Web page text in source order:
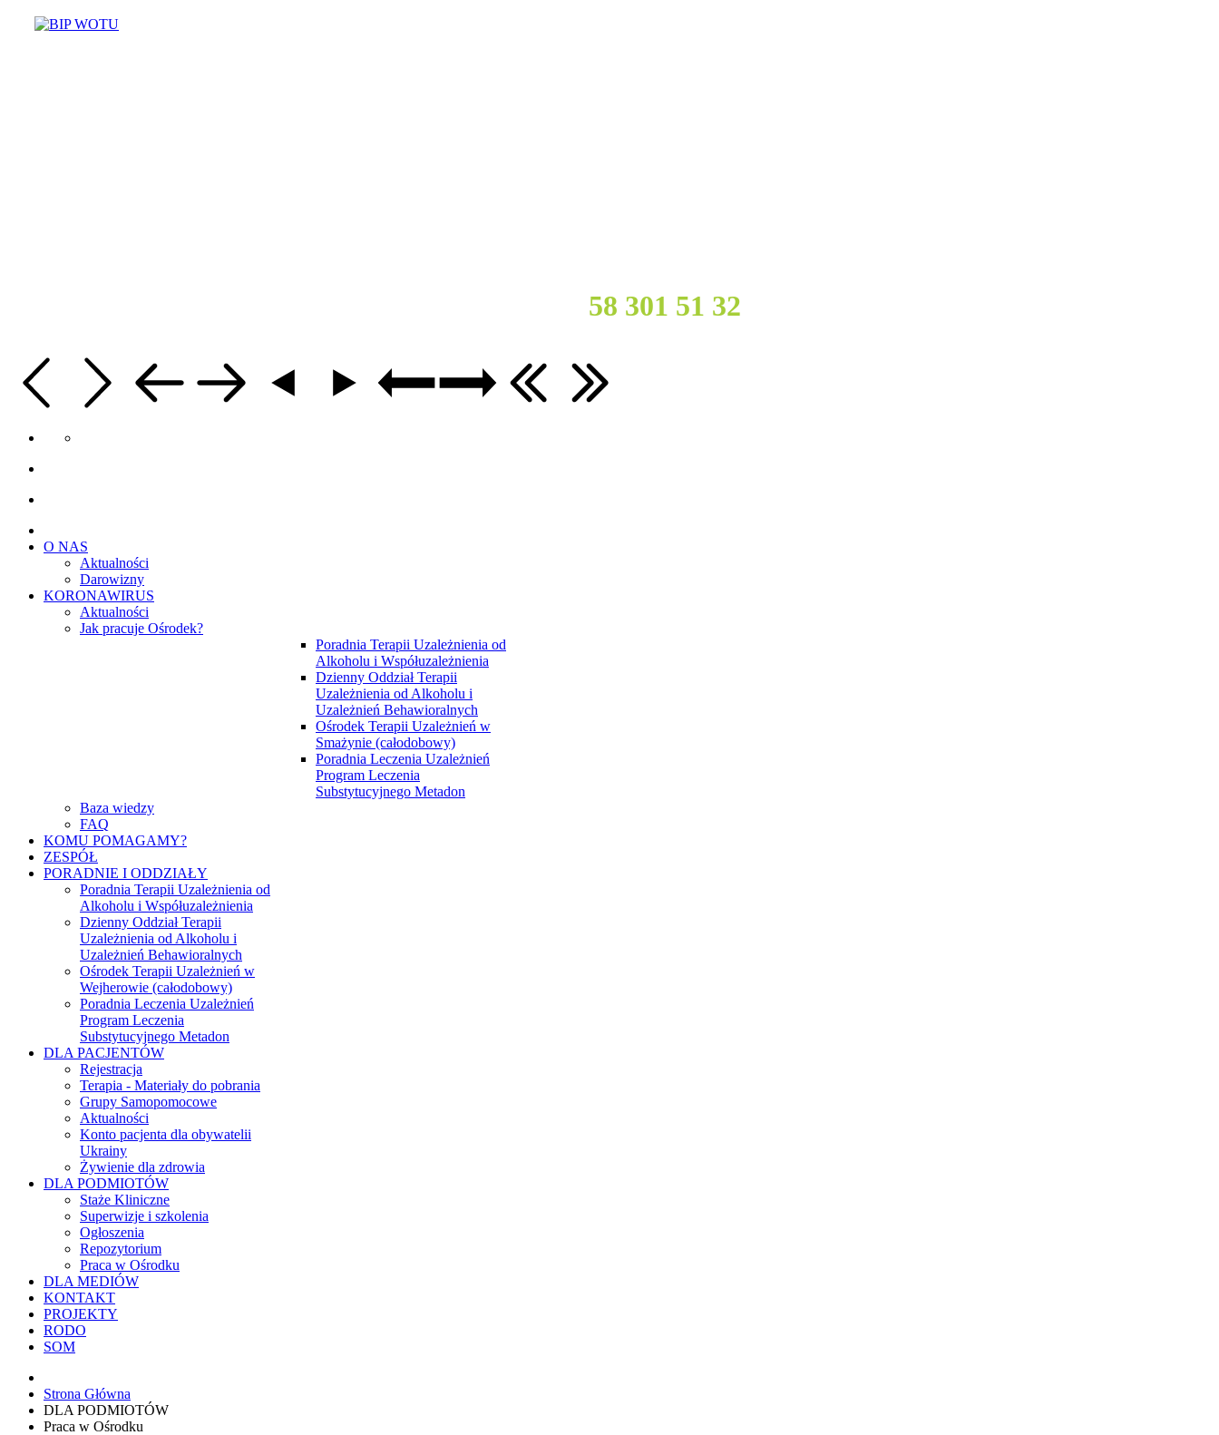
58 301 51 32
O NAS
Aktualności
Darowizny
KORONAWIRUS
Aktualności
Jak pracuje Ośrodek?
Poradnia Terapii Uzależnienia od
Alkoholu i Współuzależnienia
Dzienny Oddział Terapii
Uzależnienia od Alkoholu i
Uzależnień Behawioralnych
Ośrodek Terapii Uzależnień w
Smażynie (całodobowy)
Poradnia Leczenia Uzależnień
Program Leczenia
Substytucyjnego Metadon
Baza wiedzy
FAQ
KOMU POMAGAMY?
ZESPÓŁ
PORADNIE I ODDZIAŁY
Poradnia Terapii Uzależnienia od
Alkoholu i Współuzależnienia
Dzienny Oddział Terapii
Uzależnienia od Alkoholu i
Uzależnień Behawioralnych
Ośrodek Terapii Uzależnień w
Wejherowie (całodobowy)
Poradnia Leczenia Uzależnień
Program Leczenia
Substytucyjnego Metadon
DLA PACJENTÓW
Rejestracja
Terapia - Materiały do pobrania
Grupy Samopomocowe
Aktualności
Konto pacjenta dla obywatelii
Ukrainy
Żywienie dla zdrowia
DLA PODMIOTÓW
Staże Kliniczne
Superwizje i szkolenia
Ogłoszenia
Repozytorium
Praca w Ośrodku
DLA MEDIÓW
KONTAKT
PROJEKTY
RODO
SOM
Strona Główna
DLA PODMIOTÓW
Praca w Ośrodku